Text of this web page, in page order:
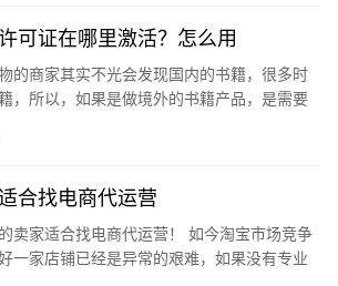
可证在哪里激活？怎么用
的商家其实不光会发现国内的书籍，很多时
，所以，如果是做境外的书籍产品，是需要
合找电商代运营
卖家适合找电商代运营！ 如今淘宝市场竞争
一家店铺已经是异常的艰难，如果没有专业